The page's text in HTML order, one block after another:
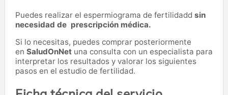
Puedes realizar el espermiograma de fertilidadd sin
necesidad de prescripción médica.
Si lo necesitas, puedes comprar posteriormente
en SaludOnNet una consulta con un especialista para
interpretar los resultados y valorar los siguientes
pasos en el estudio de fertilidad.